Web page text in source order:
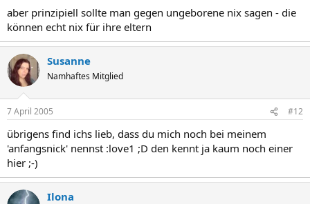
aber prinzipiell sollte man gegen ungeborene nix sagen - die
können echt nix für ihre eltern
Susanne
Namhaftes Mitglied
7 April 2005 #12
übrigens find ichs lieb, dass du mich noch bei meinem
'anfangsnick' nennst :love1 ;D den kennt ja kaum noch einer
hier ;-)
Ilona